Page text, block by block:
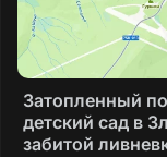
Затопленный
детский сад в
забитой